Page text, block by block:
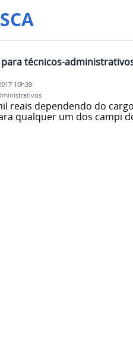
para técnicos-
10h39
reais dependendo do
qualquer um dos campi